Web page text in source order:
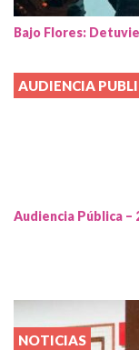
Bajo Flores:
AUDIENCIA
Audiencia Pública –
NOTICIAS